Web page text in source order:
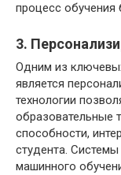
процесс обучения
3.
Одним из
является
технологии
образовательные
способности,
студента. Системы
машинного